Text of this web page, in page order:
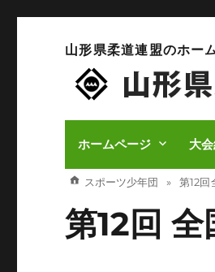
山形県柔道連盟のホー
ホームページ 大
スポーツ少年団 第12回
第12回